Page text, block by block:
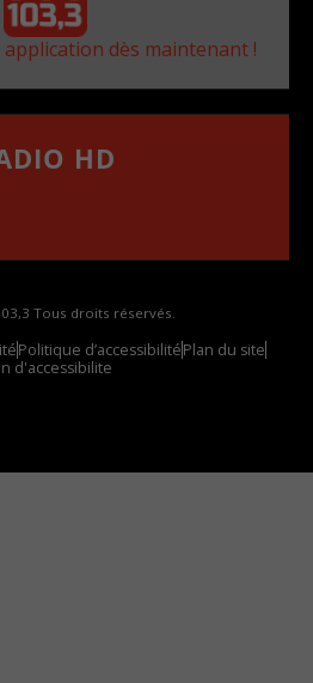
dès maintenant !
HD
Tous droits réservés.
Politique d’accessibilitéPlan du site
d'accessibilite